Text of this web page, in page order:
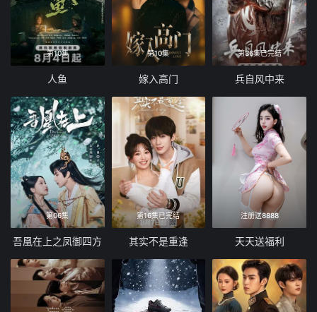
第10集
人鱼
第10集
嫁入高门
第36集已完结
兵自风中来
第06集
吾凰在上之凤御四方
第16集已完结
其实不是重逢
注册送8888
天天送福利